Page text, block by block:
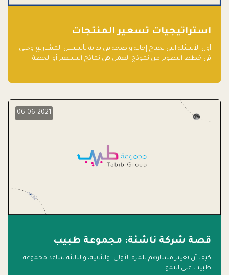
استراتيجيات تسعير المنتجات
أول الأسئلة التي تحتاج إجابة واضحة في بداية تأسيس المشاريع وحتى
في خطط التطوير من نموذج العمل هي نماذج التسعير أو الخطة
06-06-2021
قصة شركة ناشئة: مجموعة طبيب
كيف أن تغيير مسارهم للمرة الأولى، والثانية، والثالثة ساعد مجموعة
طبيب على النمو